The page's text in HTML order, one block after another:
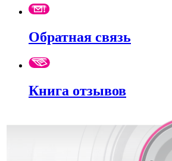
Обратная связь
Книга отзывов